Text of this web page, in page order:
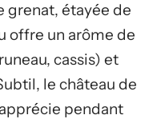
grenat, étayée de
offre un arôme de
cassis) et
le château de
pendant